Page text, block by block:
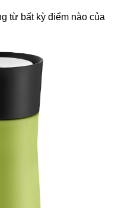
từ bất kỳ điểm nào của